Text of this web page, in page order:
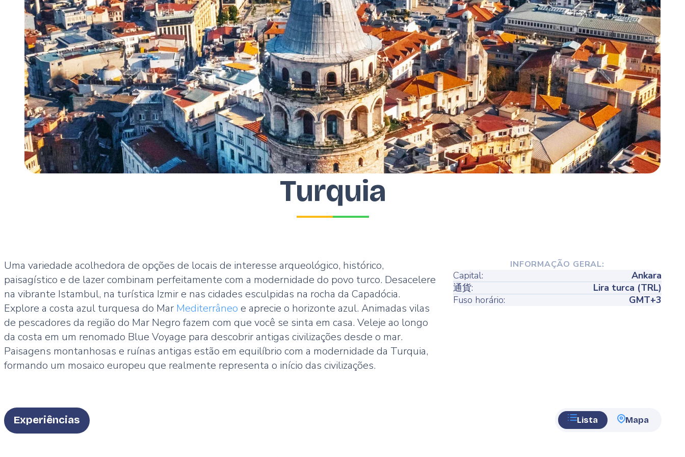
Turquia
Uma variedade acolhedora de opções de locais de interesse arqueológico, histórico,
paisagístico e de lazer combinam perfeitamente com a modernidade do povo turco. Desacelere
na vibrante Istambul, na turística Izmir e nas cidades esculpidas na rocha da Capadócia.
Explore a costa azul turquesa do Mar Mediterrâneo e aprecie o horizonte azul. Animadas vilas
de pescadores da região do Mar Negro fazem com que você se sinta em casa. Veleje ao longo
da costa em um renomado Blue Voyage para descobrir antigas civilizações desde o mar.
Paisagens montanhosas e ruínas antigas estão em equilíbrio com a modernidade da Turquia,
formando um mosaico europeu que realmente representa o início das civilizações.
INFORMAÇÃO GERAL:
Capital:
Ankara
通貨:
Lira turca (TRL)
Fuso horário:
GMT+3
Type
Experiências Lista Mapa